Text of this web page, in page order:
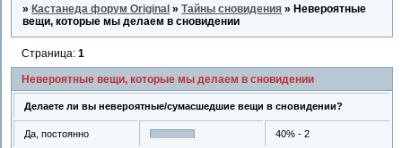
» Кастанеда форум Original »Тайны сновидения » Невероятные
вещи, которые мы делаем в сновидении
Невероятные вещи, которые мы делаем в сновидении
Страница:1
Делаете ли вы невероятные/сумасшедшие вещи в сновидении?
Да, постоянно 40% - 2